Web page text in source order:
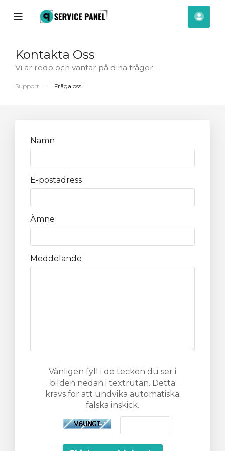
Mobile
Kontakta Oss
Vi är redo och väntar på dina frågor
Support Fråga oss!
Namn
E-postadress
Ämne
Meddelande
Vänligen fyll i de tecken du ser i
bilden nedan i textrutan. Detta
krävs för att undvika automatiska
falska inskick.